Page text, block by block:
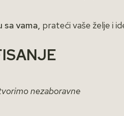
sa vama, prateći vaše želje i
nezaboravne